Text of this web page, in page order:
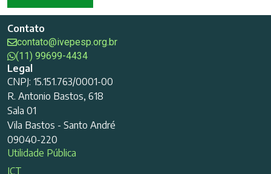
Contato
contato@ivepesp.org.br
(11) 99699-4434
Legal
CNPJ: 15.151.763/0001-00
R. Antonio Bastos, 618
Sala 01
Vila Bastos - Santo André
09040-220
Utilidade Pública
ICT